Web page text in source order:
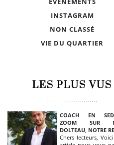
INSTAGRAM
NON CLASSÉ
VIE DU QUARTIER
LES PLUS VUS
COACH EN
ZOOM SUR
DOLTEAU, NOTRE
Chers lecteurs,